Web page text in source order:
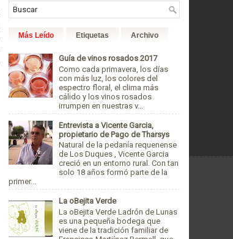
Más Leído Etiquetas Archivo
Guía de vinos rosados 2017
Como cada primavera, los días
con más luz, los colores del
espectro floral, el clima más
cálido y los vinos rosados
irrumpen en nuestras v...
Entrevista a Vicente Garcia,
propietario de Pago de Tharsys
Natural de la pedanía requenense
de Los Duques , Vicente Garcia
creció en un entorno rural. Con tan
solo 18 años formó parte de la
primer...
La oBejita Verde
La oBejita Verde Ladrón de Lunas
es una pequeña bodega que
viene de la tradición familiar de